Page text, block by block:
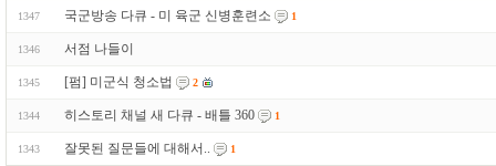
1347 국군방송 다큐 - 미 육군 신병훈련소 1
1346 서점 나들이
1345 [펌] 미군식 청소법 2
1344 히스토리 채널 새 다큐 - 배틀 360 1
1343 잘못된 질문들에 대해서.. 1